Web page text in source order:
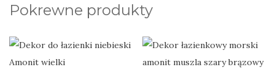
Pokrewne produkty